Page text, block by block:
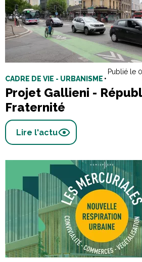
CADRE DE VIE - URBANISME •
Publié le
Projet Gallieni -
Fraternité
Lire l'actu